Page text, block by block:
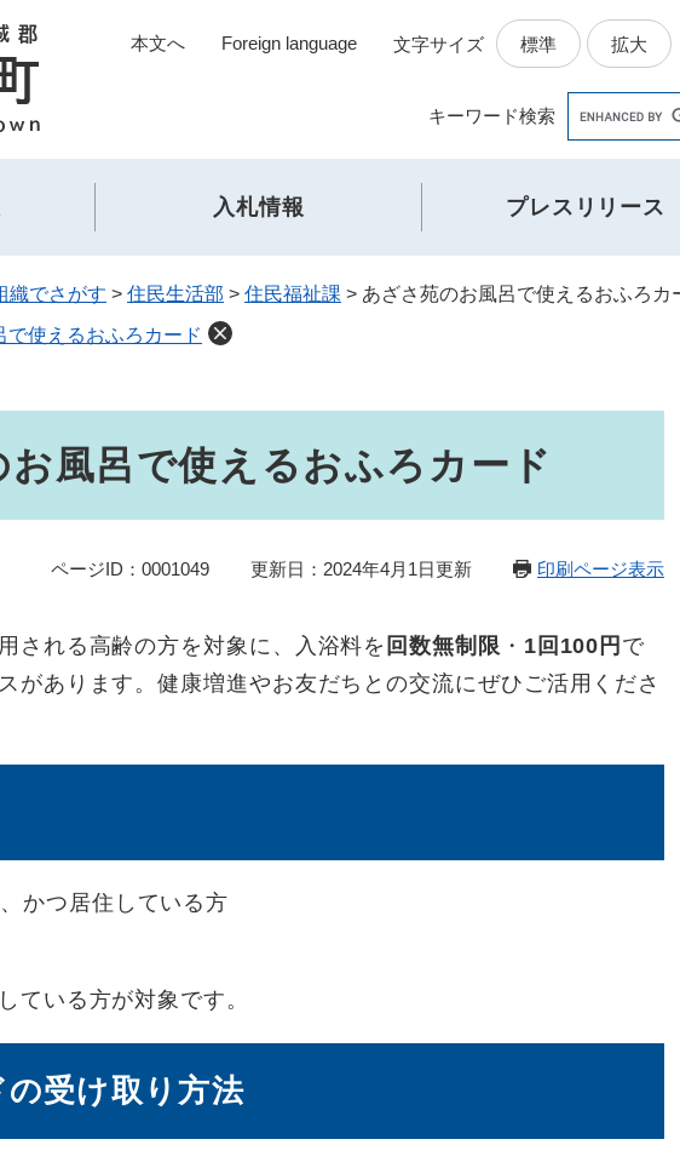
本文へ Foreign language 文字サイズ 標準 拡大
入札情報 プレスリリース
キーワード検索
Google
カ
ス
タ
ム
検
索
織でさがす > 住民生活部 > 住民福祉課 > あざさ苑のお風呂で使えるおふろカ
で使えるおふろカード
お風呂で使えるおふろカード
ページID：0001049 更新日：2024年4月1日更新 印刷ページ表示
される高齢の方を対象に、入浴料を 回数無制限 ・ 1回100円 で
があります。健康増進やお友だちとの交流にぜひご活用くださ
かつ居住している方
ている方が対象です。
受け取り方法